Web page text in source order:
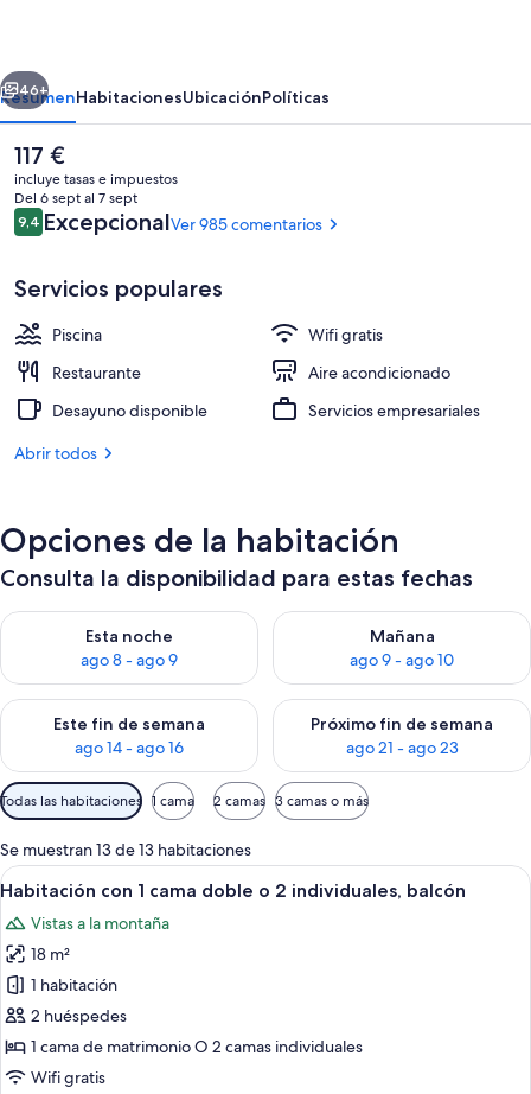
Una piscina al aire libre
Siguiente
46+
ResumenHabitacionesUbicaciónPolíticas
El
precio
actual
es
de
117 €
incluye tasas e impuestos
Del 6 sept al 7 sept
Comentarios
9,49,4 de 10
ExcepcionalVer 985 comentarios
Servicios populares
Piscina
Wifi gratis
Restaurante
Aire acondicionado
Desayuno disponible
Servicios empresariales
Abrir todos
Opciones de la habitación
Consulta la disponibilidad para estas fechas
Esta noche
ago 8 - ago 9
Consulta la disponibilidad para esta noche, ago 8 - ago 9
Mañana
ago 9 - ago 10
Consulta la disponibilidad
Este fin de semana
ago 14 - ago 16
Consulta la disponibilidad para este fin de semana, ago 14 -
Próximo fin de semana
ago 21 - ago 23
Consulta la disponibilidad
Filtros
disponibles
para
las
habitaciones
Todas las habitaciones 1 cama 2 camas 3 camas o más
Se muestran 13 de 13 habitaciones
Abrir
todas
las
fotos
de
Habitación
con
1
Una habitación de hotel con una
5
Habitación con 1 cama doble o 2 individuales, balcón
Vistas a la montaña
18 m²
1 habitación
2 huéspedes
1 cama de matrimonio O 2 camas individuales
Wifi gratis